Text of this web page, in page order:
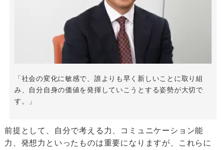
「社会の変化に敏感で、誰よりも早く新しいことに取り組
み、自分自身の価値を発揮していこうとする姿勢が大切で
す。」
前提として、自分で考える力、コミュニケーション能
力、発想力といったものは重要になりますが、これらに